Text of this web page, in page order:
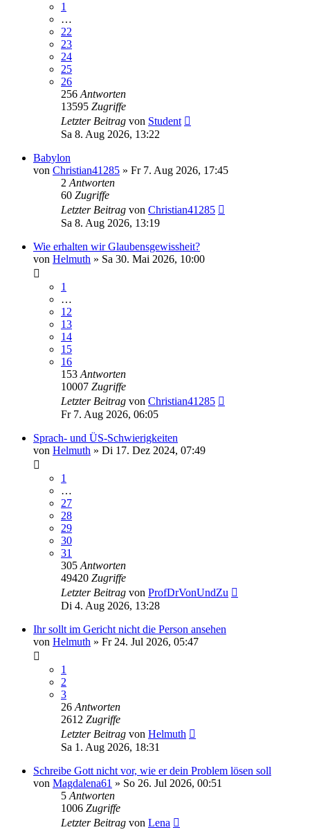
1
…
22
23
24
25
26
256 Antworten
13595 Zugriffe
Letzter Beitrag von Student
Sa 8. Aug 2026, 13:22
Babylon
von Christian41285 » Fr 7. Aug 2026, 17:45
2 Antworten
60 Zugriffe
Letzter Beitrag von Christian41285
Sa 8. Aug 2026, 13:19
Wie erhalten wir Glaubensgewissheit?
von Helmuth » Sa 30. Mai 2026, 10:00
1
…
12
13
14
15
16
153 Antworten
10007 Zugriffe
Letzter Beitrag von Christian41285
Fr 7. Aug 2026, 06:05
Sprach- und ÜS-Schwierigkeiten
von Helmuth » Di 17. Dez 2024, 07:49
1
…
27
28
29
30
31
305 Antworten
49420 Zugriffe
Letzter Beitrag von ProfDrVonUndZu
Di 4. Aug 2026, 13:28
Ihr sollt im Gericht nicht die Person ansehen
von Helmuth » Fr 24. Jul 2026, 05:47
1
2
3
26 Antworten
2612 Zugriffe
Letzter Beitrag von Helmuth
Sa 1. Aug 2026, 18:31
Schreibe Gott nicht vor, wie er dein Problem lösen soll
von Magdalena61 » So 26. Jul 2026, 00:51
5 Antworten
1006 Zugriffe
Letzter Beitrag von Lena